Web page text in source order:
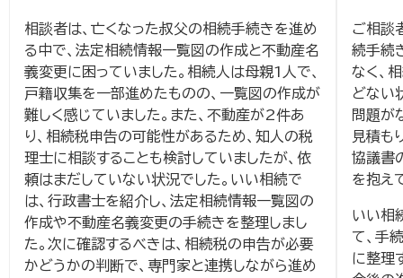
相談者は、亡くなった叔父の相続手続きを進め
る中で、法定相続情報一覧図の作成と不動産名
義変更に困っていました。相続人は母親1人で、
戸籍収集を一部進めたものの、一覧図の作成が
難しく感じていました。また、不動産が2件あ
り、相続税申告の可能性があるため、知人の税
理士に相談することも検討していましたが、依
頼はまだしていない状況でした。いい相続で
は、行政書士を紹介し、法定相続情報一覧図の
作成や不動産名義変更の手続きを整理しまし
た。次に確認するべきは、相続税の申告が必要
かどうかの判断で、専門家と連携しながら進め
ご相談
続手続
なく、
どない
問題が
見積も
協議書
を抱え
いい相
て、手
に整理